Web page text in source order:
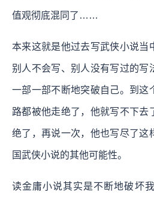
值观彻底混同了……
本来这就是他过去写武侠小说当
别人不会写、别人没有写过的写
一部一部不断地突破自己。到这
路都被他走绝了，他就写不下去
绝了，再说一次，他也写尽了这
国武侠小说的其他可能性。
读金庸小说其实是不断地破坏